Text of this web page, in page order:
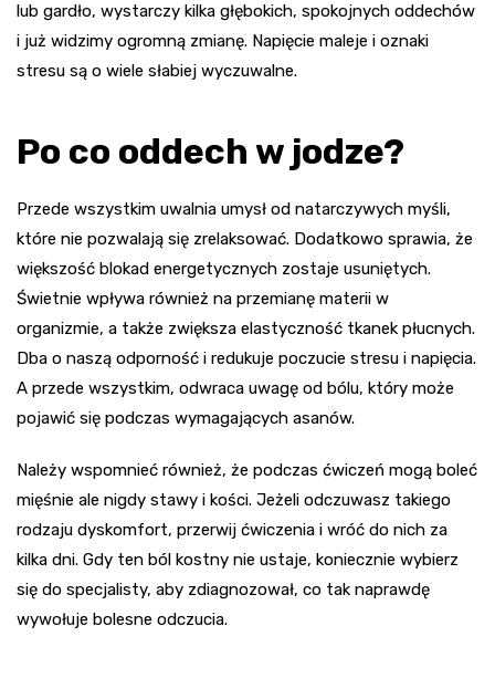
lub gardło, wystarczy kilka głębokich, spokojnych oddechów
i już widzimy ogromną zmianę. Napięcie maleje i oznaki
stresu są o wiele słabiej wyczuwalne.
Po co oddech w jodze?
Przede wszystkim uwalnia umysł od natarczywych myśli,
które nie pozwalają się zrelaksować. Dodatkowo sprawia, że
większość blokad energetycznych zostaje usuniętych.
Świetnie wpływa również na przemianę materii w
organizmie, a także zwiększa elastyczność tkanek płucnych.
Dba o naszą odporność i redukuje poczucie stresu i napięcia.
A przede wszystkim, odwraca uwagę od bólu, który może
pojawić się podczas wymagających asanów.
Należy wspomnieć również, że podczas ćwiczeń mogą boleć
mięśnie ale nigdy stawy i kości. Jeżeli odczuwasz takiego
rodzaju dyskomfort, przerwij ćwiczenia i wróć do nich za
kilka dni. Gdy ten ból kostny nie ustaje, koniecznie wybierz
się do specjalisty, aby zdiagnozował, co tak naprawdę
wywołuje bolesne odczucia.